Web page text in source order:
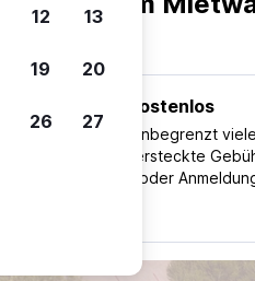
Kostenlos
Nutze unbegrenzt
ohne versteckte
Kosten oder
12 13
19 20
26 27